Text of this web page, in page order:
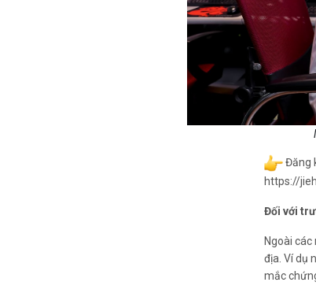
Đăng
https://
Đối với
Ngoài
địa. Ví dụ
mắc